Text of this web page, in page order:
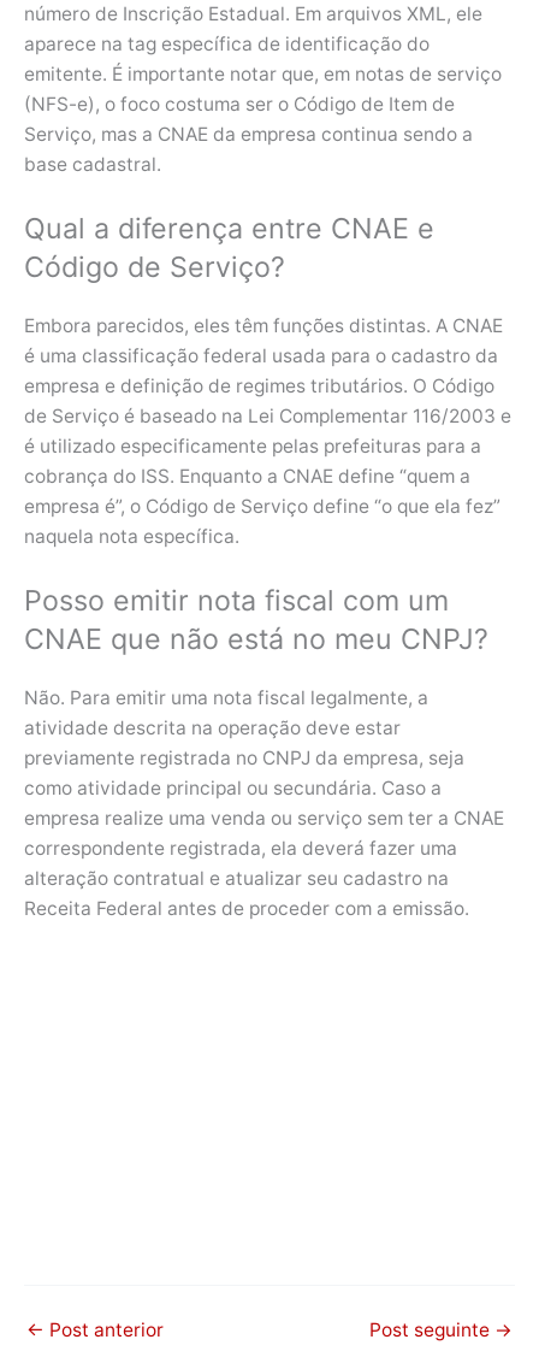
número de Inscrição Estadual. Em arquivos XML, ele
aparece na tag específica de identificação do
emitente. É importante notar que, em notas de serviço
(NFS-e), o foco costuma ser o Código de Item de
Serviço, mas a CNAE da empresa continua sendo a
base cadastral.
Qual a diferença entre CNAE e
Código de Serviço?
Embora parecidos, eles têm funções distintas. A CNAE
é uma classificação federal usada para o cadastro da
empresa e definição de regimes tributários. O Código
de Serviço é baseado na Lei Complementar 116/2003 e
é utilizado especificamente pelas prefeituras para a
cobrança do ISS. Enquanto a CNAE define “quem a
empresa é”, o Código de Serviço define “o que ela fez”
naquela nota específica.
Posso emitir nota fiscal com um
CNAE que não está no meu CNPJ?
Não. Para emitir uma nota fiscal legalmente, a
atividade descrita na operação deve estar
previamente registrada no CNPJ da empresa, seja
como atividade principal ou secundária. Caso a
empresa realize uma venda ou serviço sem ter a CNAE
correspondente registrada, ela deverá fazer uma
alteração contratual e atualizar seu cadastro na
Receita Federal antes de proceder com a emissão.
← Post anterior Post seguinte →